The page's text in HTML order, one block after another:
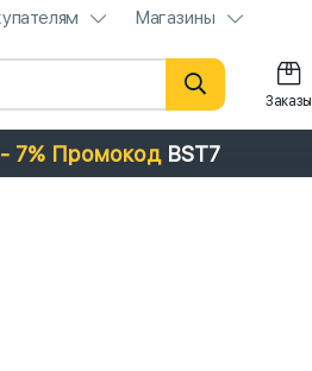
Магазины
Заказы
7% Промокод BST7